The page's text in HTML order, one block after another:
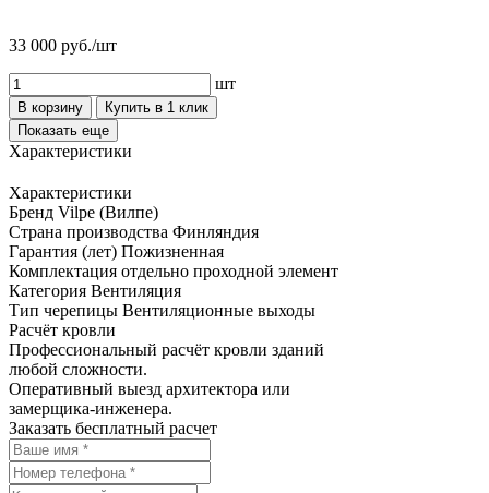
33 000 руб./шт
шт
В корзину
Купить в 1 клик
Показать еще
Характеристики
Характеристики
Бренд Vilpe (Вилпе)
Страна производства Финляндия
Гарантия (лет) Пожизненная
Комплектация отдельно проходной элемент
Категория Вентиляция
Тип черепицы Вентиляционные выходы
Расчёт кровли
Профессиональный расчёт кровли зданий
любой сложности.
Оперативный выезд архитектора или
замерщика-инженера.
Заказать бесплатный расчет